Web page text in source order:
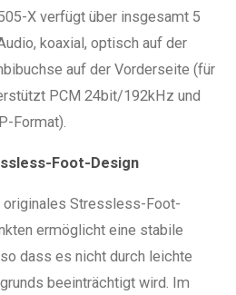
X verfügt über insgesamt 5
koaxial, optisch auf der
auf der Vorderseite (für
PCM 24bit/192kHz und
Format).
Foot-Design
originales Stressless-Foot-
ermöglicht eine stabile
dass es nicht durch leichte
beeinträchtigt wird. Im